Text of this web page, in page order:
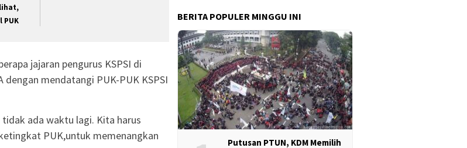
PUK
jajaran pengurus KSPSI di
dengan mendatangi PUK-PUK KSPSI
ada waktu lagi. Kita harus
PUK,untuk memenangkan
BERITA POPULER MINGGU INI
Putusan PTUN, KDM Memilih